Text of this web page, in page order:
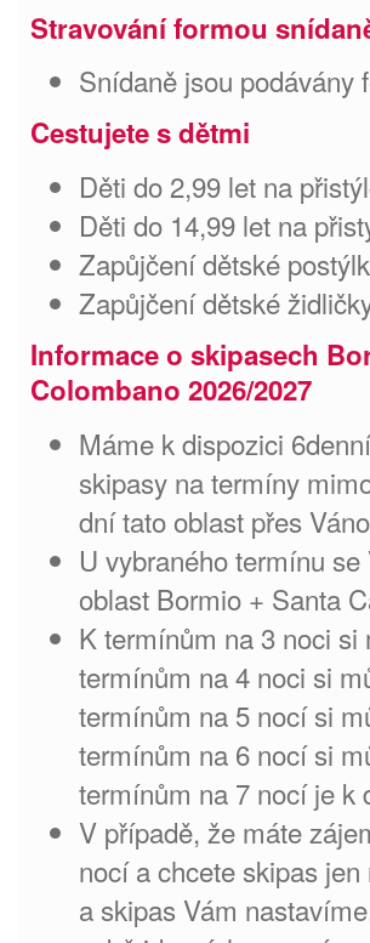
Stravování formou
Snídaně jsou podávány
Cestujete s dětmi
Děti do 2,99 let na
Děti do 14,99 let na
Zapůjčení dětské
Zapůjčení dětské
Informace o skipasech
Colombano 2026/2027
Máme k dispozici
skipasy na termíny
dní tato oblast přes
U vybraného termínu
oblast Bormio + Santa
K termínům na 3 noci
termínům na 4 noci si
termínům na 5 nocí si
termínům na 6 nocí si
termínům na 7 nocí je k
V případě, že máte
nocí a chcete skipas
a skipas Vám